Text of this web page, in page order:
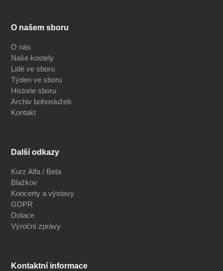
O našem sboru
O nás
Naše kostely
Lidé ve sboru
Týden ve sboru
Historie sboru
Archiv bohoslužeb
Kontakt
Další odkazy
Kurz Alfa / Beta
Blažkov
Koncerty a výstavy
GDPR
Dotace
Výroční zprávy
Kontaktní informace